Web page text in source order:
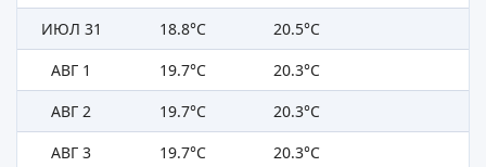
ИЮЛ 31
18.8°C
20.5°C
АВГ 1
19.7°C
20.3°C
АВГ 2
19.7°C
20.3°C
АВГ 3
19.7°C 20.3°C